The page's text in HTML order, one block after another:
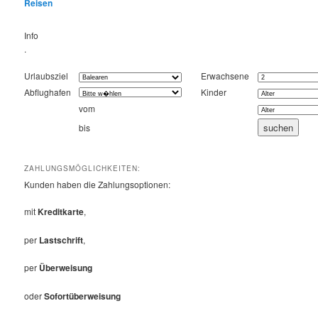
Reisen
Info
.
Urlaubsziel
Erwachsene
Abflughafen
Kinder
vom
bis
ZAHLUNGSMÖGLICHKEITEN:
Kunden haben die Zahlungsoptionen:
mitKreditkarte,
per Lastschrift,
per Überweisung
oderSofortüberweisung